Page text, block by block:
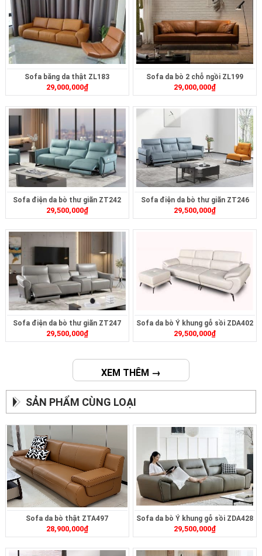
Sofa băng da thật ZL183
29,000,000₫
Sofa da bò 2 chỗ ngồi ZL199
29,000,000₫
Sofa điện da bò thư giãn ZT242
29,500,000₫
Sofa điện da bò thư giãn ZT246
29,500,000₫
Sofa điện da bò thư giãn ZT247
29,500,000₫
Sofa da bò Ý khung gỗ sồi ZDA402
29,500,000₫
XEM THÊM →
SẢN PHẨM CÙNG LOẠI
Sofa da bò thật ZTA497
28,900,000₫
Sofa da bò Ý khung gỗ sồi ZDA428
29,500,000₫